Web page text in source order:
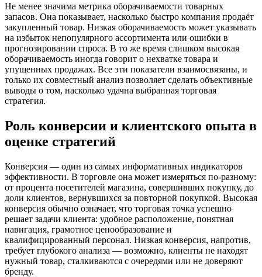
Не менее значима метрика оборачиваемости товарных
запасов. Она показывает, насколько быстро компания продаёт
закупленный товар. Низкая оборачиваемость может указывать
на избыток непопулярного ассортимента или ошибки в
прогнозировании спроса. В то же время слишком высокая
оборачиваемость иногда говорит о нехватке товара и
упущенных продажах. Все эти показатели взаимосвязаны, и
только их совместный анализ позволяет сделать объективные
выводы о том, насколько удачна выбранная торговая
стратегия.
Роль конверсии и клиентского опыта в
оценке стратегий
Конверсия — один из самых информативных индикаторов
эффективности. В торговле она может измеряться по-разному:
от процента посетителей магазина, совершивших покупку, до
доли клиентов, вернувшихся за повторной покупкой. Высокая
конверсия обычно означает, что торговая точка успешно
решает задачи клиента: удобное расположение, понятная
навигация, грамотное ценообразование и
квалифицированный персонал. Низкая конверсия, напротив,
требует глубокого анализа — возможно, клиенты не находят
нужный товар, сталкиваются с очередями или не доверяют
бренду.